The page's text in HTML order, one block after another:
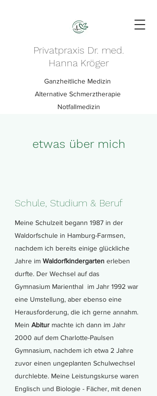
Privatpraxis Dr. med.
Hanna Kröger
Ganzheitliche Medizin
Alternative Schmerztherapie
Notfallmedizin
etwas über mich
Schule, Studium & Beruf
Meine Schulzeit begann 1987 in der
Waldorfschule in Hamburg-Farmsen,
nachdem ich bereits einige glückliche
Jahre im Waldorfkindergarten erleben
durfte. Der Wechsel auf das
Gymnasium Marienthal im Jahr 1992 war
eine Umstellung, aber ebenso eine
Herausforderung, die ich gerne annahm.
Mein Abitur machte ich dann im Jahr
2000 auf dem Charlotte-Paulsen
Gymnasium, nachdem ich etwa 2 Jahre
zuvor einen ungeplanten Schulwechsel
durchlebte. Meine Leistungskurse waren
Englisch und Biologie - Fächer, mit denen